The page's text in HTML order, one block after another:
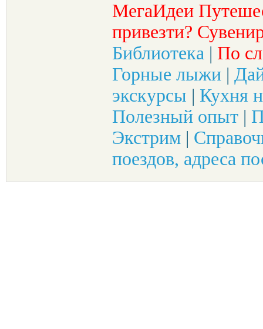
МегаИдеи
привезти?
Библиотека | По
Горные лыжи |
экскурсы | Кухня
Полезный опыт |
Экстрим |
поездов, адреса